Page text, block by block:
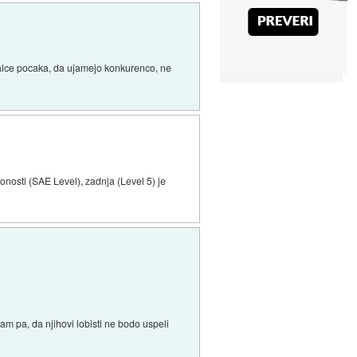
pocaka, da ujamejo konkurenco, ne
(SAE Level), zadnja (Level 5) je
pa, da njihovi lobisti ne bodo uspeli